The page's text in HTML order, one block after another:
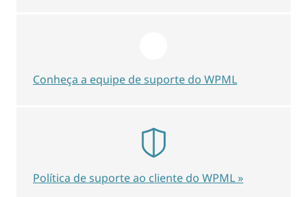
Conheça a equipe de suporte do WPML
Política de suporte ao cliente do WPML »